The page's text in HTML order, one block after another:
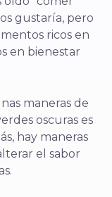
gustaría, pero
ricos en
en bienestar
maneras de
oscuras es
hay maneras
el sabor